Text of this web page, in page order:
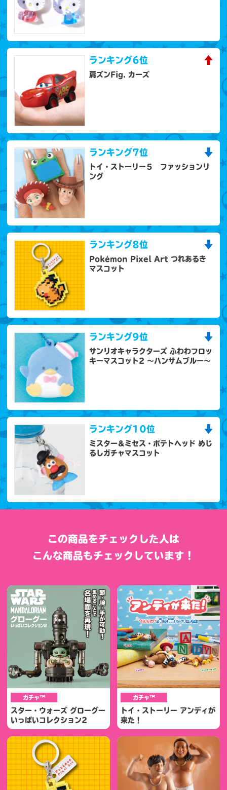
ランキング6位
肩ズンFig. カーズ
ランキング7位
トイ・ストーリー５ ファッションリ
ング
ランキング8位
Pokémon Pixel Art つれあるき
マスコット
ランキング9位
サンリオキャラクターズ ふわわフロッ
キーマスコット2 ～ハンサムブルー～
ランキング10位
ミスター＆ミセス・ポテトヘッド めじ
るしガチャマスコット
この商品をチェックした人は
こんな商品もチェックしています！
ガチャ™
スター・ウォーズ グローグー
いっぱいコレクション2
ガチャ™
トイ・ストーリー アンディが
来た！